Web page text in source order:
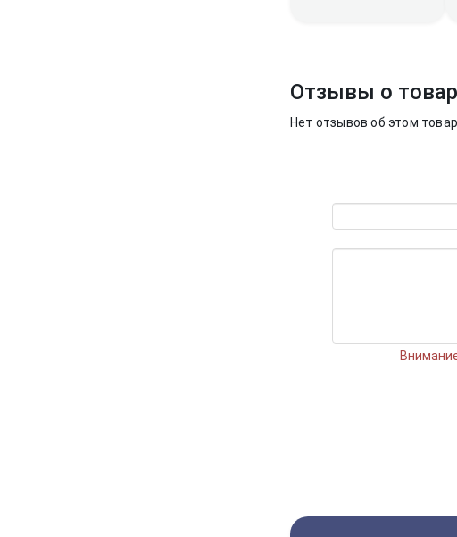
Отзывы о
Нет отзывов об этом